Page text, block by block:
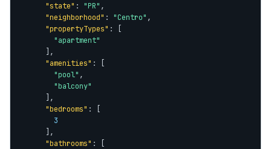
"state" : "PR" ,
"neighborhood" : "Centro" ,
"propertyTypes" : [
"apartment"
      ],
"amenities" : [
"pool" ,
"balcony"
      ],
"bedrooms" : [
3
      ],
"bathrooms" : [